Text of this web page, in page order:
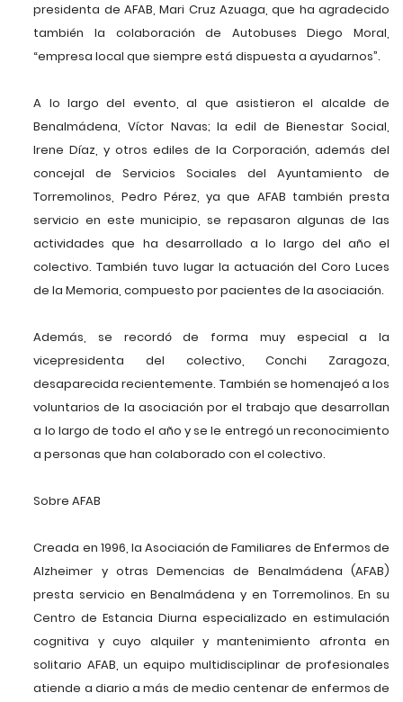
presidenta de AFAB, Mari Cruz Azuaga, que ha agradecido
también la colaboración de Autobuses Diego Moral,
“empresa local que siempre está dispuesta a ayudarnos”.
A lo largo del evento, al que asistieron el alcalde de
Benalmádena, Víctor Navas; la edil de Bienestar Social,
Irene Díaz, y otros ediles de la Corporación, además del
concejal de Servicios Sociales del Ayuntamiento de
Torremolinos, Pedro Pérez, ya que AFAB también presta
servicio en este municipio, se repasaron algunas de las
actividades que ha desarrollado a lo largo del año el
colectivo. También tuvo lugar la actuación del Coro Luces
de la Memoria, compuesto por pacientes de la asociación.
Además, se recordó de forma muy especial a la
vicepresidenta del colectivo, Conchi Zaragoza,
desaparecida recientemente. También se homenajeó a los
voluntarios de la asociación por el trabajo que desarrollan
a lo largo de todo el año y se le entregó un reconocimiento
a personas que han colaborado con el colectivo.
Sobre AFAB
Creada en 1996, la Asociación de Familiares de Enfermos de
Alzheimer y otras Demencias de Benalmádena (AFAB)
presta servicio en Benalmádena y en Torremolinos. En su
Centro de Estancia Diurna especializado en estimulación
cognitiva y cuyo alquiler y mantenimiento afronta en
solitario AFAB, un equipo multidisciplinar de profesionales
atiende a diario a más de medio centenar de enfermos de